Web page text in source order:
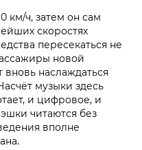
км/ч, затем он сам
скоростях
пересекаться не
новой
вновь наслаждаться
музыки здесь
и цифровое, и
читаются без
вполне